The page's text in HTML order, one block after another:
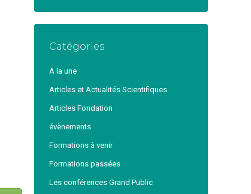
Catégories
A la une
Articles et Actualités Scientifiques
Articles Fondation
évènements
Formations à venir
Formations passées
Les conférences Grand Public